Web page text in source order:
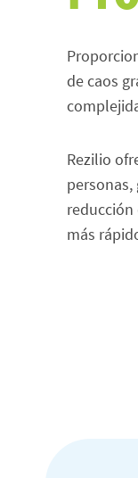
de caos
Rezilio
reducción
más